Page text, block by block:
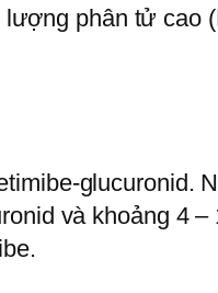
lượng phân tử cao
glucuronid.
và khoảng 4